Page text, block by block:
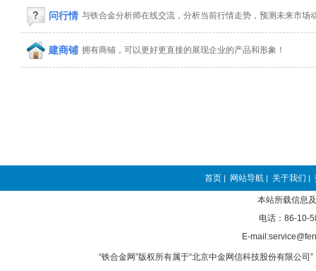
问行情 与铁合金分析师在线交流，分析当前行情走势，预测未来市场
建商铺 拥有商铺，可以更好更直接的展现企业的产品和形象！
首页 | 网站导航 | 关于我们 |
本站所载信息
电话：86-10-
E-
“铁合金网”版权所有属于“北京中金网信科技股份有限公司